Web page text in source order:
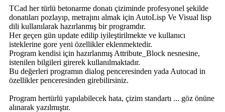
TCad her türlü betonarme donatı çiziminde profesyonel şekilde
donatıları pozlayıp, metrajını almak için AutoLisp Ve Visual lisp
dili kullanılarak hazırlanmış bir programdır.
Her geçen gün update edilip iyileştirilmekte ve kullanıcı
isteklerine gore yeni özellikler eklenmektedir.
Program kendisi için hazırlanmış Attribute_Block nesnesine,
istenilen bilgileri girerek kullanılmaktadır.
Bu değerleri programın dialog penceresinden yada Autocad in
özellikler penceresinden girebilirsiniz.
Program hertürlü yapılabilecek hata, çizim standartı ... göz önüne
alınarak yazılmıştır.